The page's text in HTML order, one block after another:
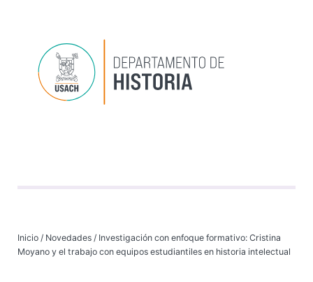
Inicio/ Novedades/ Investigación con enfoque formativo: Cristina
Moyano y el trabajo con equipos estudiantiles en historia intelectual